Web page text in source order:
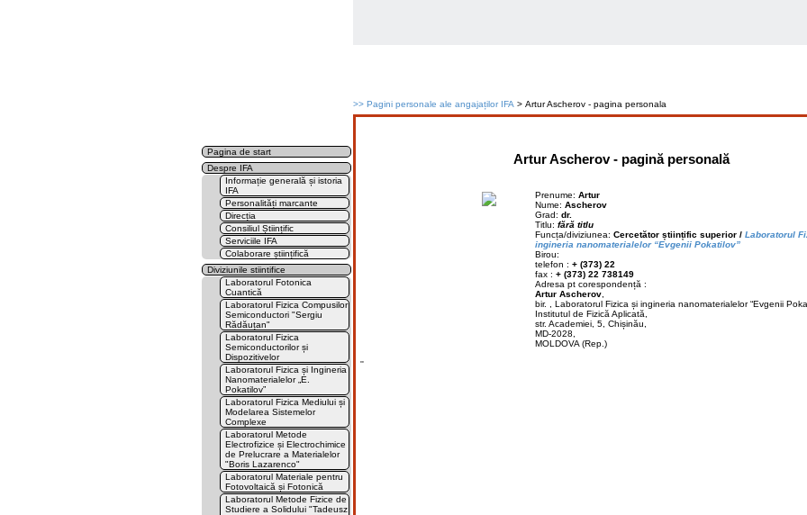
>> Pagini personale ale angajaților IFA > Artur Ascherov - pagina personala
Pagina de start
Despre IFA
Informație generală și istoria
IFA
Personalități marcante
Direcția
Consiliul Științific
Serviciile IFA
Colaborare științifică
Diviziunile stiintifice
Laboratorul Fotonica
Cuantică
Laboratorul Fizica Compusilor
Semiconductori "Sergiu
Rădăuțan"
Laboratorul Fizica
Semiconductorilor și
Dispozitivelor
Laboratorul Fizica și Ingineria
Nanomaterialelor „E.
Pokatilov”
Laboratorul Fizica Mediului și
Modelarea Sistemelor
Complexe
Laboratorul Metode
Electrofizice și Electrochimice
de Prelucrare a Materialelor
"Boris Lazarenco"
Laboratorul Materiale pentru
Fotovoltaică și Fotonică
Laboratorul Metode Fizice de
Studiere a Solidului "Tadeusz
Artur Ascherov - pagină personală
Prenume: Artur
Nume: Ascherov
Grad: dr.
Titlu: fără titlu
Funcța/diviziunea: Cercetător științific superior / Laboratorul
ingineria nanomaterialelor “Evgenii Pokatilov”
Birou:
telefon : + (373) 22
fax : + (373) 22 738149
Adresa pt corespondență :
Artur Ascherov
bir. , Laboratorul Fizica și ingineria nanomaterialelor “Evgenii
Institutul de Fizică Aplicată,
str. Academiei, 5, Chișinău,
MD-2028,
MOLDOVA (Rep.)
''